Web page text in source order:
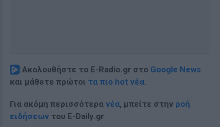
Ακολουθήστε το E-Radio.gr στο Google News
και μάθετε πρώτοι τα πιο hot νέα.
Για ακόμη περισσότερα νέα, μπείτε στην ροή
ειδήσεων του E-Daily.gr